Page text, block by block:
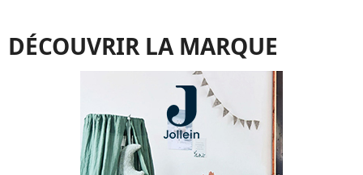
DÉCOUVRIR LA MARQUE